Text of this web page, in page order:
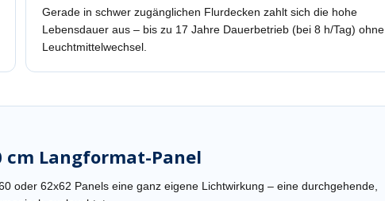
Gerade in schwer zugänglichen Flurdecken zahlt sich die hohe
Lebensdauer aus – bis zu 17 Jahre Dauerbetrieb (bei 8 h/Tag) ohne
Leuchtmittelwechsel.
cm Langformat-Panel
oder 62x62 Panels eine ganz eigene Lichtwirkung – eine durchgehende,